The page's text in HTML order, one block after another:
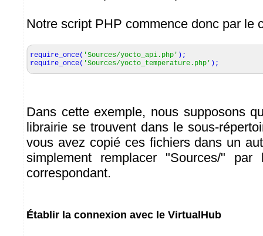
Notre script PHP commence donc par le
require_once( 'Sources/yocto_api.php' ) ;
require_once( 'Sources/yocto_temperature.php' ) ;
Dans cette exemple, nous supposons
librairie se trouvent dans le sous-
vous avez copié ces fichiers dans un
simplement remplacer "Sources/"
correspondant.
Établir la connexion avec le VirtualHub